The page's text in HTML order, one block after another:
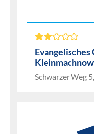
Evangelisches
Kleinmachnow
Schwarzer Weg